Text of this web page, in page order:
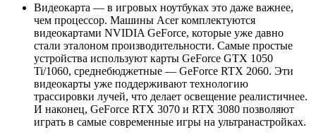
Видеокарта — в игровых ноутбуках это даже важнее,
чем процессор. Машины Acer комплектуются
видеокартами NVIDIA GeForce, которые уже давно
стали эталоном производительности. Самые простые
устройства используют карты GeForce GTX 1050
Ti/1060, среднебюджетные — GeForce RTX 2060. Эти
видеокарты уже поддерживают технологию
трассировки лучей, что делает освещение реалистичнее.
И наконец, GeForce RTX 3070 и RTX 3080 позволяют
играть в самые современные игры на ультранастройках.